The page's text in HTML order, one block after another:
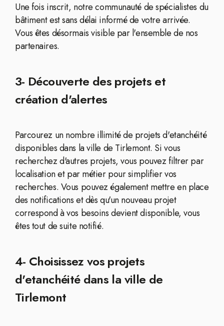
Une fois inscrit, notre communauté de spécialistes du
bâtiment est sans délai informé de votre arrivée.
Vous êtes désormais visible par l'ensemble de nos
partenaires.
3- Découverte des projets et
création d'alertes
Parcourez un nombre illimité de projets d'etanchéité
disponibles dans la ville de Tirlemont. Si vous
recherchez d'autres projets, vous pouvez filtrer par
localisation et par métier pour simplifier vos
recherches. Vous pouvez également mettre en place
des notifications et dès qu'un nouveau projet
correspond à vos besoins devient disponible, vous
êtes tout de suite notifié.
4- Choisissez vos projets
d'etanchéité dans la ville de
Tirlemont